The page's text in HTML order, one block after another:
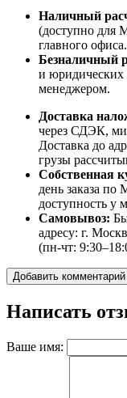
Наличный
(доступно для
главного офиса.
Безналичный
и юридических
менеджером.
Доставка
через СДЭК,
Доставка до
грузы
Собственная
день заказа по
доступность у
Самовывоз:
адресу: г.
(пн-чт:
Добавить комментарий
Написать
Ваше имя: